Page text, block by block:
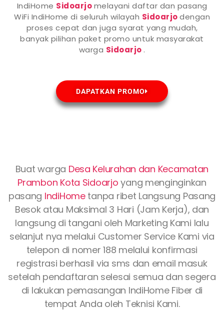
IndiHome Sidoarjomelayani daftar dan pasang
WiFi IndiHome di seluruh wilayah Sidoarjodengan
proses cepat dan juga syarat yang mudah,
banyak pilihan paket promo untuk masyarakat
warga Sidoarjo .
DAPATKAN PROMO
Buat warga Desa Kelurahan dan Kecamatan
Prambon Kota Sidoarjo yang menginginkan
pasang IndiHometanpa ribet Langsung Pasang
Besok atau Maksimal 3 Hari (Jam Kerja), dan
langsung di tangani oleh Marketing Kami lalu
selanjut nya melalui Customer Service Kami via
telepon di nomer 188 melalui konfirmasi
registrasi berhasil via sms dan email masuk
setelah pendaftaran selesai semua dan segera
di lakukan pemasangan IndiHome Fiber di
tempat Anda oleh Teknisi Kami.